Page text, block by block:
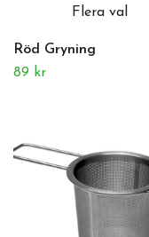
Flera val
Röd Gryning
89 kr